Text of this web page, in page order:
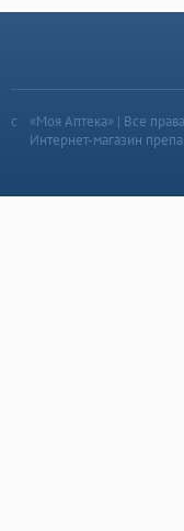
«Моя Аптека» | Все
Интернет-магазин